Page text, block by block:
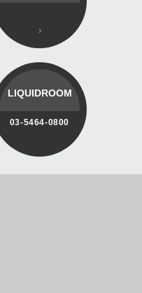
LIQUIDROOM
03-5464-0800